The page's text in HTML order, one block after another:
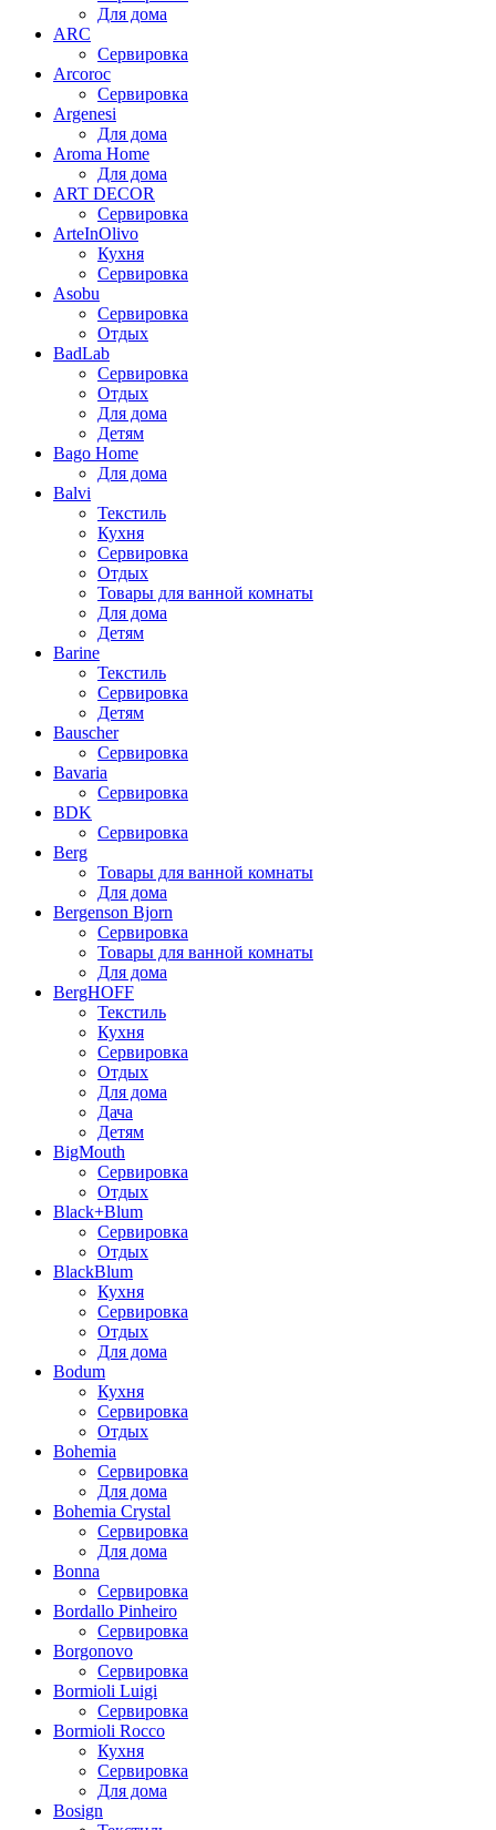
Для дома
ARC
Сервировка
Arcoroc
Сервировка
Argenesi
Для дома
Aroma Home
Для дома
ART DECOR
Сервировка
ArteInOlivo
Кухня
Сервировка
Asobu
Сервировка
Отдых
BadLab
Сервировка
Отдых
Для дома
Детям
Bago Home
Для дома
Balvi
Текстиль
Кухня
Сервировка
Отдых
Товары для ванной комнаты
Для дома
Детям
Barine
Текстиль
Сервировка
Детям
Bauscher
Сервировка
Bavaria
Сервировка
BDK
Сервировка
Berg
Товары для ванной комнаты
Для дома
Bergenson Bjorn
Сервировка
Товары для ванной комнаты
Для дома
BergHOFF
Текстиль
Кухня
Сервировка
Отдых
Для дома
Дача
Детям
BigMouth
Сервировка
Отдых
Black+Blum
Сервировка
Отдых
BlackBlum
Кухня
Сервировка
Отдых
Для дома
Bodum
Кухня
Сервировка
Отдых
Bohemia
Сервировка
Для дома
Bohemia Crystal
Сервировка
Для дома
Bonna
Сервировка
Bordallo Pinheiro
Сервировка
Borgonovo
Сервировка
Bormioli Luigi
Сервировка
Bormioli Rocco
Кухня
Сервировка
Для дома
Bosign